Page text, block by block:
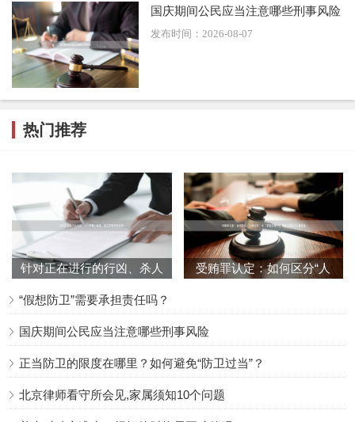
某某市某某区人民法院经审理查明：2007年6月至
2008年1月间，被告人孙某某在本市某某区某某屯租
用房间后自建冷库，雇佣被告人钱某某、周某利用低
价购买或自行生产的水饺、汤圆．灌装到标有“思
念”牌商标的包装袋及包装箱中，假冒“思念”牌水饺、
汤圆对外销售。2008年1月23日，被告人孙某某、钱
某某、周某被抓获归案，公安人员当场起获大量“思
念”牌水饺、汤圆。郑州思念食品有限公司系“思念”牌
注册商标的所有权人，该注册商标核定使用商品的范
围为：饺子、元宵、馄饨、包子、春卷、方便米饭、
八宝饭、粽子、馒头、冰淇淋（商品截止）。经依法
鉴定，起获的“思念”牌水饺、汤圆系假冒“思念”牌注册
币）103480元。
某某市某某区人民法院认为，被告人孙某某、钱某
某、周某未经注册商标所有人许可，在同一种商品上
国庆期间公民应当注意哪些刑事风险
发布时间：2026-08-07
热门推荐
针对正在进行的行凶、杀人
规
受贿罪认定：如何区分“人
“假想防卫”需要承担责任吗？
国庆期间公民应当注意哪些刑事风险
正当防卫的限度在哪里？如何避免“防卫过当”？
北京律师看守所会见,家属须知10个问题